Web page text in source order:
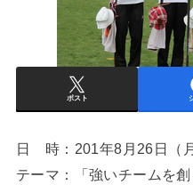
ポスト
日 時：201年8月26日（月
テーマ：「強いチームを